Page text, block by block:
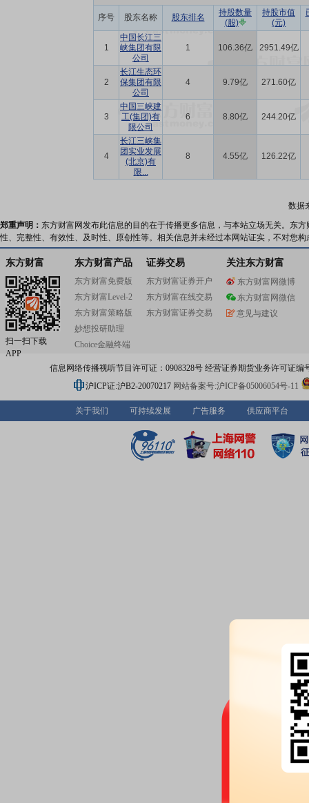
序号 股东名称 股东排名
持股数量
(股)
持股市值
(元)
1
中国长江三
峡集团有限
公司
1 106.36亿 2951.49亿
2
长江生态环
保集团有限
公司
4 9.79亿 271.60亿
3
中国三峡建
工(集团)有
限公司
6 8.80亿 244.20亿
4
长江三峡集
团实业发展
(北京)有
限...
8 4.55亿 126.22亿
数据
郑重声明： 东方财富网发布此信息的目的在于传播更多信息，与本站立场无关。东
性、完整性、有效性、及时性、原创性等。相关信息并未经过本网站证实，不对您
东方财富
扫一扫下载
APP
东方财富产品
东方财富免费版
东方财富Level-2
东方财富策略版
妙想投研助理
Choice金融终端
证券交易
东方财富证券开户
东方财富在线交易
东方财富证券交易
关注东方财富
东方财富网微博
东方财富网微信
意见与建议
信息网络传播视听节目许可证：0908328号 经营证券期货业务许可证编
沪ICP证:沪B2-20070217 网站备案号:沪ICP备05006054号-11
关于我们 可持续发展 广告服务 供应商平台